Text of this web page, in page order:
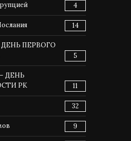
4
14
ДЕНЬ ПЕРВОГО
5
ДЕНЬ
РК
11
32
9